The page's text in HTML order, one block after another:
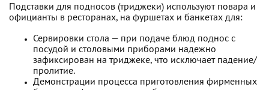
Подставки для подносов (триджеки) используют повара и
официанты в ресторанах, на фуршетах и банкетах для:
Сервировки стола — при подаче блюд поднос с
посудой и столовыми приборами надежно
зафиксирован на триджеке, что исключает падение/
пролитие.
Демонстрации процесса приготовления фирменных